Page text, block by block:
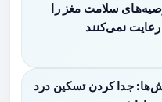
سلامت مغز را
نمی‌کنند
جدا کردن تسکین درد